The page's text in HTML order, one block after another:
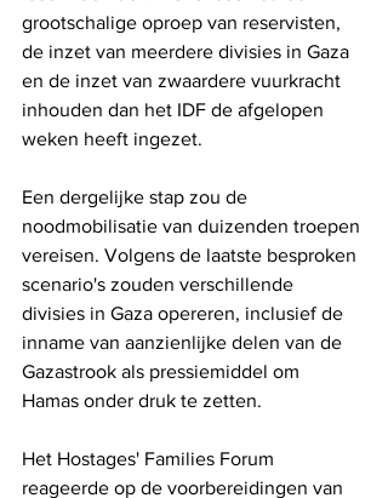
grootschalige oproep van reservisten,
de inzet van meerdere divisies in Gaza
en de inzet van zwaardere vuurkracht
inhouden dan het IDF de afgelopen
weken heeft ingezet.
Een dergelijke stap zou de
noodmobilisatie van duizenden troepen
vereisen. Volgens de laatste besproken
scenario's zouden verschillende
divisies in Gaza opereren, inclusief de
inname van aanzienlijke delen van de
Gazastrook als pressiemiddel om
Hamas onder druk te zetten.
Het Hostages' Families Forum
reageerde op de voorbereidingen van